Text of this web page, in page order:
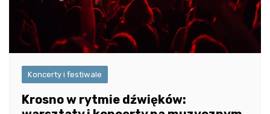
Koncerty i festiwale
Krosno w rytmie dźwięków: